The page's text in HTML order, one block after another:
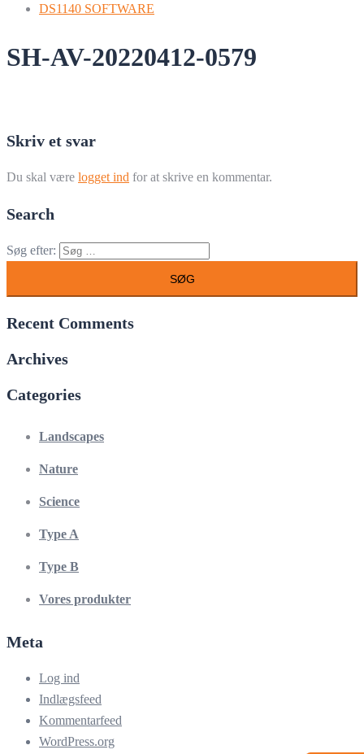
DS1140 SOFTWARE
SH-AV-20220412-0579
Skriv et svar
Du skal være logget ind for at skrive en kommentar.
Search
Søg efter:
Recent Comments
Archives
Categories
Landscapes
Nature
Science
Type A
Type B
Vores produkter
Meta
Log ind
Indlægsfeed
Kommentarfeed
WordPress.org